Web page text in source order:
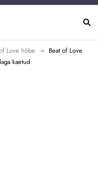
Love hõbe
Beat of Love
kaetud